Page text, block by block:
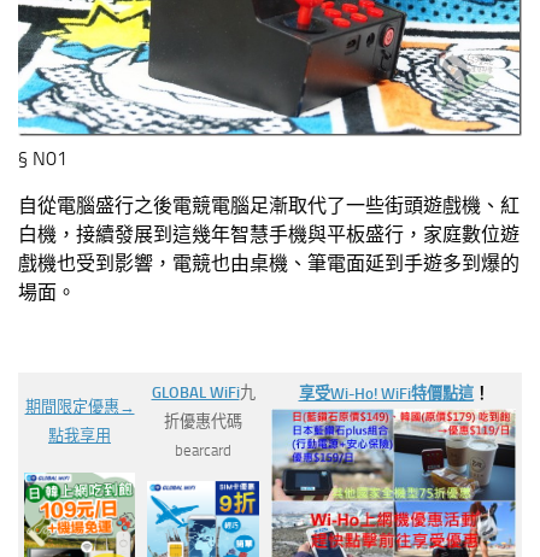
§ N01
自從電腦盛行之後電競電腦足漸取代了一些街頭遊戲機、紅
白機，接續發展到這幾年智慧手機與平板盛行，家庭數位遊
戲機也受到影響，電競也由桌機、筆電面延到手遊多到爆的
場面。
期間限定優惠→
點我享用
GLOBAL WiFi九
折優惠代碼
bearcard
享受Wi-Ho! WiFi特價點這！